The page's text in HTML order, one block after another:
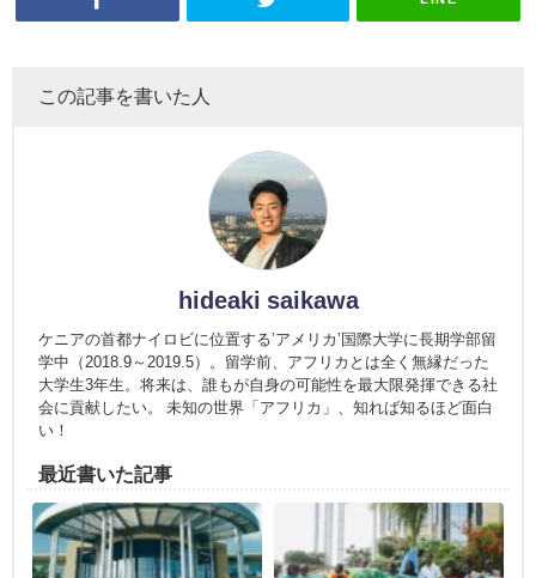
この記事を書いた人
hideaki saikawa
ケニアの首都ナイロビに位置する’アメリカ’国際大学に長期学部留
学中（2018.9～2019.5）。留学前、アフリカとは全く無縁だった
大学生3年生。将来は、誰もが自身の可能性を最大限発揮できる社
会に貢献したい。 未知の世界「アフリカ」、知れば知るほど面白
い！
最近書いた記事